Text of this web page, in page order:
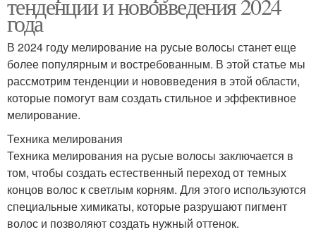
года
В 2024 году мелирование на русые волосы станет еще
более популярным и востребованным. В этой статье мы
рассмотрим тенденции и нововведения в этой области,
которые помогут вам создать стильное и эффективное
мелирование.
Техника мелирования
Техника мелирования на русые волосы заключается в
том, чтобы создать естественный переход от темных
концов волос к светлым корням. Для этого используются
специальные химикаты, которые разрушают пигмент
волос и позволяют создать нужный оттенок.